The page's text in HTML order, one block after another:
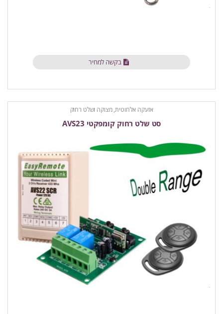
בקשה למחיר
אזעקה אלחוטית,מצוקה ושלט רחוק
סט שלט רחוק קומפקטי AVS23